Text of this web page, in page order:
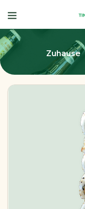
Zuhause